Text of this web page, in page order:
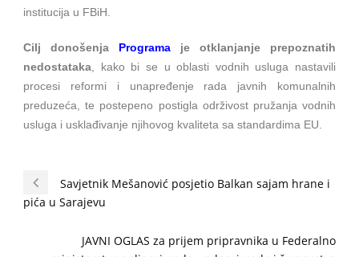
institucija u FBiH.
Cilj donošenja Programa
je otklanjanje prepoznatih
nedostataka , kako bi se u oblasti vodnih usluga nastavili
procesi reformi i unapređenje rada javnih komunalnih
preduzeća, te postepeno postigla održivost pružanja vodnih
usluga i usklađivanje njihovog kvaliteta sa standardima EU.
Savjetnik Mešanović posjetio Balkan sajam hrane i
pića u Sarajevu
JAVNI OGLAS za prijem pripravnika u Federalno